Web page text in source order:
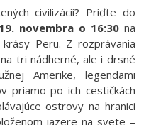
civilizácií? Príďte do
19. novembra o 16:30na
Peru. Z rozprávania
tri nádherné, ale i drsné
Amerike, legendami
priamo po ich cestičkách
ostrovy na hranici
jazere na svete –